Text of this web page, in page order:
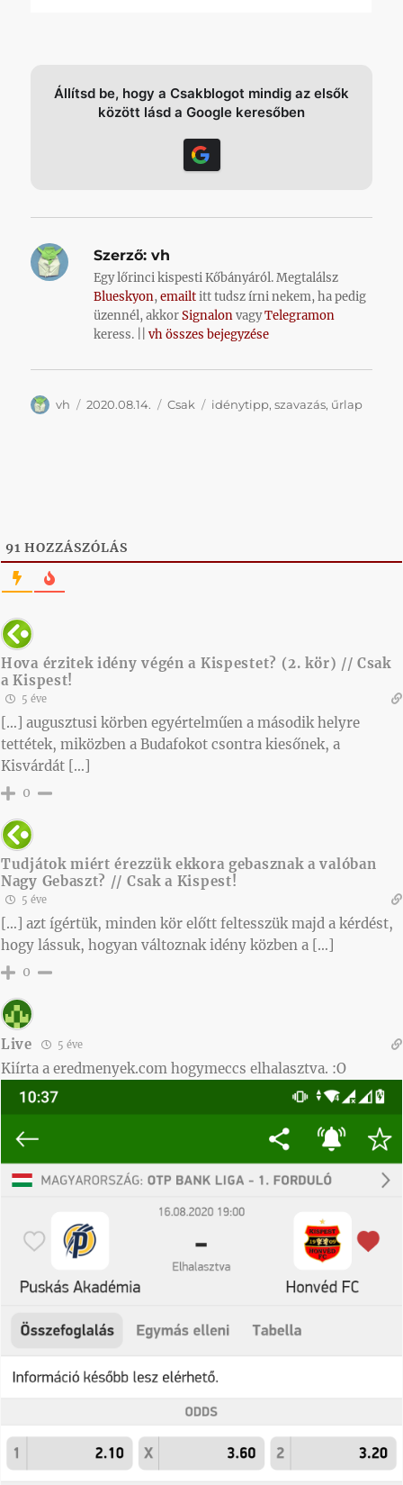
Állítsd be, hogy a Csakblogot mindig az elsők
között lásd a Google keresőben
Szerző: vh
Egy lőrinci kispesti Kőbányáról. Megtalálsz
Blueskyon,emailtitt tudsz írni nekem, ha pedig
üzennél, akkorSignalonvagyTelegramon
keress. ||vh összes bejegyzése
Szerző
vh Közzétéve
2020.08.14. Kategória
Csak Címke
idénytipp,szavazás, űrlap
91 HOZZÁSZÓLÁS
Hova érzitek idény végén a Kispestet? (2. kör) // Csak
a Kispest!
5 éve
[…] augusztusi körben egyértelműen a második helyre
tettétek, miközben a Budafokot csontra kiesőnek, a
Kisvárdát […]
0
Tudjátok miért érezzük ekkora gebasznak a valóban
Nagy Gebaszt? // Csak a Kispest!
5 éve
[…] azt ígértük, minden kör előtt feltesszük majd a kérdést,
hogy lássuk, hogyan változnak idény közben a […]
0
Live 5 éve
Kiírta a eredmenyek.com hogymeccs elhalasztva. :O